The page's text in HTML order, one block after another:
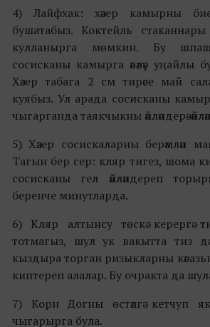
4) Лайфхак: хәзер камырны
бушатабыз. Коктейль
кулланырга мөмкин. Бу
сосисканы камырга әвәләү уңайлы
Хәзер табага 2 см тирәсе май
куябыз. Ул арада сосисканы
чыгарганда таякчыкны әйләндерә-
5) Хәзер сосискаларны берәмләп
Тагын бер сер: кляр тигез, шома
сосисканы гел әйләндереп
беренче минутларда.
6) Кляр алтынсу төскә керергә
тотмагыз, шул ук вакытта тиз
кыздыра торган ризыкларны
киптереп алалар. Бу очракта да
7) Корн Догны өстәлгә кетчуп
чыгарырга була.